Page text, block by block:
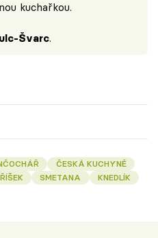
kuchařkou.
Švarc.
ČESKÁ KUCHYNĚ
SMETANA
KNEDLÍK